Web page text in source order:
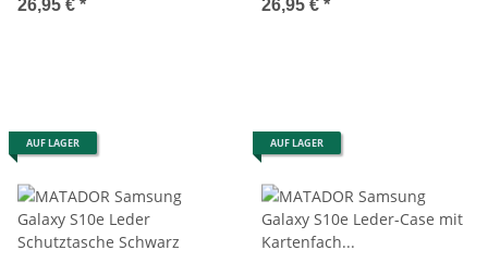
26,95 € * 26,95 € *
AUF LAGER AUF LAGER